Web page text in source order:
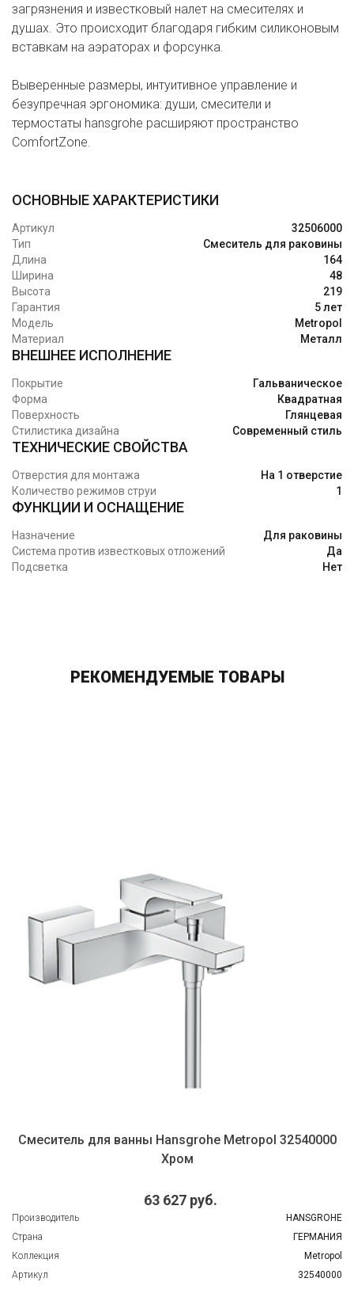
загрязнения и известковый налет на смесителях и
душах. Это происходит благодаря гибким силиконовым
вставкам на аэраторах и форсунка.
Выверенные размеры, интуитивное управление и
безупречная эргономика: души, смесители и
термостаты hansgrohe расширяют пространство
ComfortZone.
ОСНОВНЫЕ ХАРАКТЕРИСТИКИ
Артикул
32506000
Тип
Смеситель для раковины
Длина
164
Ширина
48
Высота
219
Гарантия
5 лет
Модель
Metropol
Материал
Металл
ВНЕШНЕЕ ИСПОЛНЕНИЕ
Покрытие
Гальваническое
Форма
Квадратная
Поверхность
Глянцевая
Стилистика дизайна
Современный стиль
ТЕХНИЧЕСКИЕ СВОЙСТВА
Отверстия для монтажа
На 1 отверстие
Количество режимов струи
1
ФУНКЦИИ И ОСНАЩЕНИЕ
Назначение
Для раковины
Система против известковых отложений
Да
Подсветка
Нет
РЕКОМЕНДУЕМЫЕ ТОВАРЫ
Смеситель для ванны Hansgrohe Metropol 32540000
Хром
63 627 руб.
Производитель
HANSGROHE
Страна
ГЕРМАНИЯ
Коллекция
Metropol
Артикул
32540000